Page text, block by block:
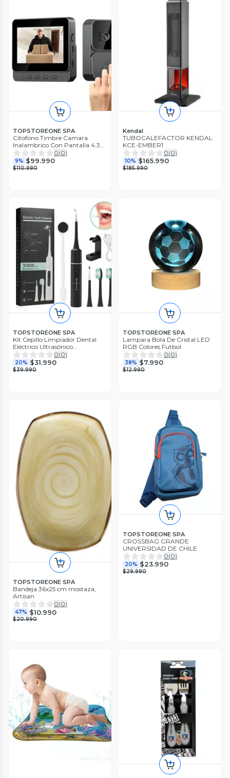
TOPSTOREONE SPA
Citofono Timbre Camara
Inalambrico Con Pantalla 4.3
Lcd
0(0)
9% $99.990
$110.990
Kendal
TUBOCALEFACTOR KENDAL
KCE-EMBER1
0(0)
10% $165.990
$185.990
TOPSTOREONE SPA
Kit Cepillo Limpiador Dental
Eléctrico Ultrasónico
Removedor
0(0)
20% $31.990
$39.990
TOPSTOREONE SPA
Lampara Bola De Cristal LED
RGB Colores Futbol
0(0)
38% $7.990
$12.990
TOPSTOREONE SPA
Bandeja 36x25 cm mostaza,
Artisan
0(0)
47% $10.990
$20.990
TOPSTOREONE SPA
CROSSBAG GRANDE
UNIVERSIDAD DE CHILE
0(0)
20% $23.990
$29.990